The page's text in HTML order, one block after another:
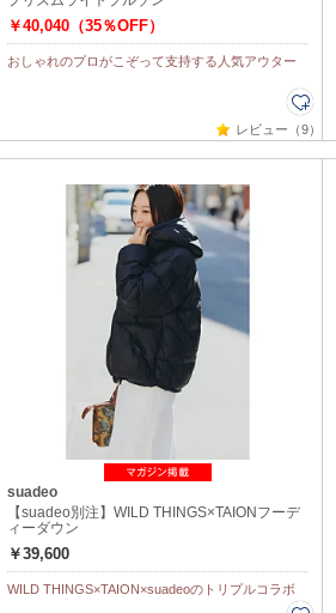
￥40,040（35％OFF）
おしゃれのプロがこぞって支持する人気アウター
レビュー（9）
suadeo
【suadeo別注】WILD THINGS×TAIONフーデ
ィーダウン
￥39,600
WILD THINGS×TAION×suadeoのトリプルコラボ